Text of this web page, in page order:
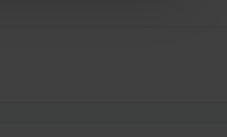
Verwendung unserer
Rahmen Ihrer Nutzung